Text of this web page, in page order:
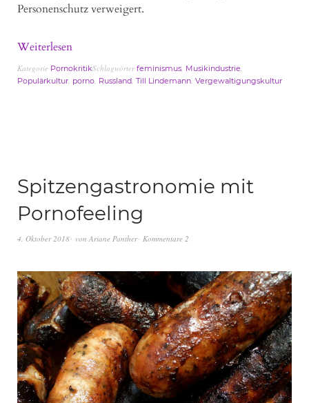
Personenschutz verweigert.
Weiterlesen
Kategorie PornokritikSchlagwörterfeminismus Musikindustrie
Populärkultur porno Russland Till Lindemann Vergewaltigungskultur
Spitzengastronomie mit
Pornofeeling
4. Oktober 2018 von Ariane Panther Kommentare 2